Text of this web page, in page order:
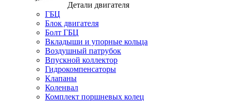
Детали двигателя
ГБЦ
Блок двигателя
Болт ГБЦ
Вкладыши и упорные кольца
Воздушный патрубок
Впускной коллектор
Гидрокомпенсаторы
Клапаны
Коленвал
Комплект поршневых колец